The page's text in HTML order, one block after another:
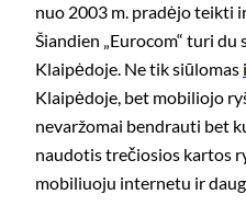
nuo 2003 m. pradėjo teikti
Šiandien „Eurocom“ turi
Klaipėdoje. Ne tik siūlomas
Klaipėdoje, bet mobiliojo
nevaržomai bendrauti bet
naudotis trečiosios kartos
mobiliuoju internetu ir